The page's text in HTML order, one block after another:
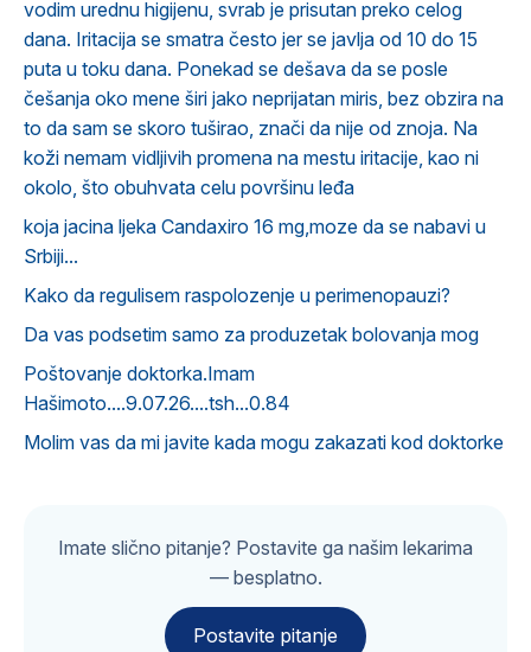
vodim urednu higijenu, svrab je prisutan preko celog
dana. Iritacija se smatra često jer se javlja od 10 do 15
puta u toku dana. Ponekad se dešava da se posle
češanja oko mene širi jako neprijatan miris, bez obzira na
to da sam se skoro tuširao, znači da nije od znoja. Na
koži nemam vidljivih promena na mestu iritacije, kao ni
okolo, što obuhvata celu površinu leđa
koja jacina ljeka Candaxiro 16 mg,moze da se nabavi u
Srbiji...
Kako da regulisem raspolozenje u perimenopauzi?
Da vas podsetim samo za produzetak bolovanja mog
Poštovanje doktorka.Imam
Hašimoto....9.07.26....tsh...0.84
Molim vas da mi javite kada mogu zakazati kod doktorke
Imate slično pitanje? Postavite ga našim lekarima
— besplatno.
Postavite pitanje